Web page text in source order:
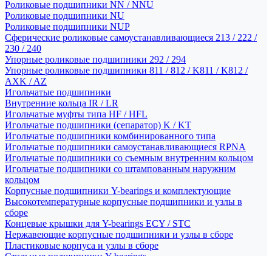
Роликовые подшипники NN / NNU
Роликовые подшипники NU
Роликовые подшипники NUP
Сферические роликовые самоустанавливающиеся 213 / 222 /
230 / 240
Упорные роликовые подшипники 292 / 294
Упорные роликовые подшипники 811 / 812 / K811 / K812 /
AXK / AZ
Игольчатые подшипники
Внутренние кольца IR / LR
Игольчатые муфты типа HF / HFL
Игольчатые подшипники (сепаратор) K / KT
Игольчатые подшипники комбинированного типа
Игольчатые подшипники самоустанавливающиеся RPNA
Игольчатые подшипники со съемным внутренним кольцом
Игольчатые подшипники со штампованным наружним
кольцом
Корпусные подшипники Y-bearings и комплектующие
Высокотемпературные корпусные подшипники и узлы в
сборе
Концевые крышки для Y-bearings ECY / STC
Нержавеющие корпусные подшипники и узлы в сборе
Пластиковые корпуса и узлы в сборе